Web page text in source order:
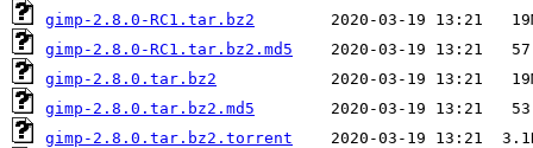
gimp-2.8.0-RC1.tar.bz2
gimp-2.8.0-RC1.tar.bz2.md5
gimp-2.8.0.tar.bz2
gimp-2.8.0.tar.bz2.md5
gimp-2.8.0.tar.bz2.torrent